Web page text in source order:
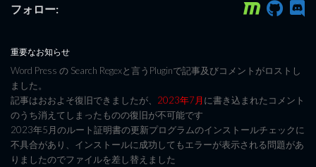
フォロー:
重要なお知らせ
Word Press の Search Regexと言うPluginで記事及びコメントがロストし
ました。
記事はおおよそ復旧できましたが、 2023年7月に書き込まれたコメント
のうち消えてしまったものの復旧が不可能です
2023年5月のルート証明書の更新プログラムのインストールチェックに
不具合があり、インストールに成功してもエラーが表示される問題があ
りましたのでファイルを差し替えました